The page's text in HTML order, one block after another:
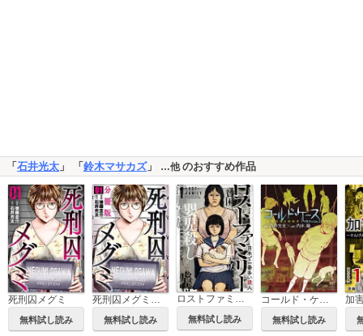
「石井光太 」 「鈴木マサカズ」 …他のおすすめ作品
死刑囚メグミ
無料試し読み
死刑囚メグミ【分冊版】
無料試し読み
ロストファミリー ～日本で一番多い殺人～
無料試し読み
コールド・ケース 未解決File.1「連続児童自殺事件」
無料試し読み